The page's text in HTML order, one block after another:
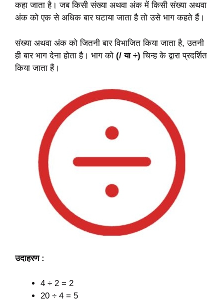
कहा जाता है। जब किसी संख्या अथवा अंक में किसी संख्या अथवा
अंक को एक से अधिक बार घटाया जाता है तो उसे भाग कहते हैं।
संख्या अथवा अंक को जितनी बार विभाजित किया जाता है, उतनी
ही बार भाग देना होता है। भाग को (/ या ÷)चिन्ह के द्वारा प्रदर्शित
किया जाता हैं।
उदाहरण :
4 ÷ 2 = 2
20 ÷ 4 = 5